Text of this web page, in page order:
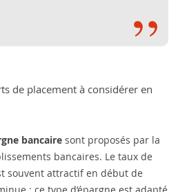
de placement à considérer en
bancairesont proposés par la
bancaires. Le taux de
souvent attractif en début de
: ce type d’épargne est adapté